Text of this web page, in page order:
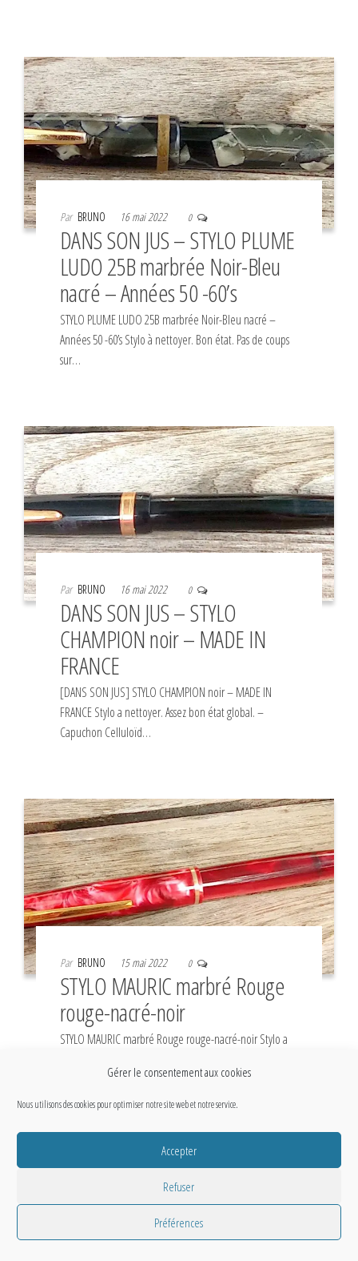
Gérer le consentement aux cookies
Nous utilisons des cookies pour optimiser notre site web et notre service.
Accepter
Refuser
Préférences
Par BRUNO 16 mai 2022 0
DANS SON JUS – STYLO PLUME
LUDO 25B marbrée Noir-Bleu
nacré – Années 50 -60’s
STYLO PLUME LUDO 25B marbrée Noir-Bleu nacré –
Années 50 -60’s Stylo à nettoyer. Bon état. Pas de coups
sur…
Par BRUNO 16 mai 2022 0
DANS SON JUS – STYLO
CHAMPION noir – MADE IN
FRANCE
[DANS SON JUS] STYLO CHAMPION noir – MADE IN
FRANCE Stylo a nettoyer. Assez bon état global. –
Capuchon Celluloïd…
Par BRUNO 15 mai 2022 0
STYLO MAURIC marbré Rouge
rouge-nacré-noir
STYLO MAURIC marbré Rouge rouge-nacré-noir Stylo a
marbré Rouge rouge-nacré-noir avec agrafe…